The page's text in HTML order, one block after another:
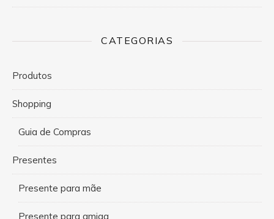
CATEGORIAS
Produtos
Shopping
Guia de Compras
Presentes
Presente para mãe
Presente para amiga